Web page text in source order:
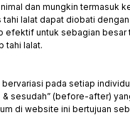
dan mungkin termasuk
tahi lalat dapat diobati dengan
efektif untuk sebagian
tahi lalat.
pada setiap
sesudah” (before-after)
di website ini bertujuan